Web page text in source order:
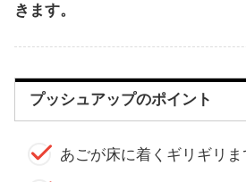
きます。
プッシュアップのポイント
あごが床に着くギリギリま